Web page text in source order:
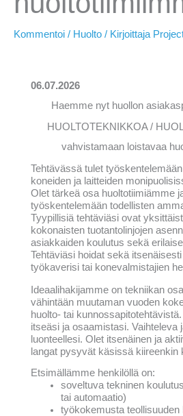
Kommentoi / Huolto / Kirjoittaja
06.07.2026
Haemme nyt huollon
HUOLTOTEKNIKKOA /
vahvistamaan loistavaa
Tehtävässä tulet
koneiden ja laitteiden
Olet tärkeä osa huoltotiimiämme
työskentelemään todellisten
Tyypillisiä tehtäviäsi ovat
kokonaisten tuotantolinjojen
asiakkaiden koulutus sekä
Tehtäviäsi hoidat sekä
työkaverisi tai konevalmistajien
Ideaalihakijamme on tekniikan
vähintään muutaman vuoden
huolto- tai
itseäsi ja osaamistasi. Vaihteleva
luonteellesi. Olet itsenäinen ja
langat pysyvät käsissä kiireenkin
Etsimällämme henkilöllä on:
soveltuva tekninen
tai automaatio)
työkokemusta teollisuuden